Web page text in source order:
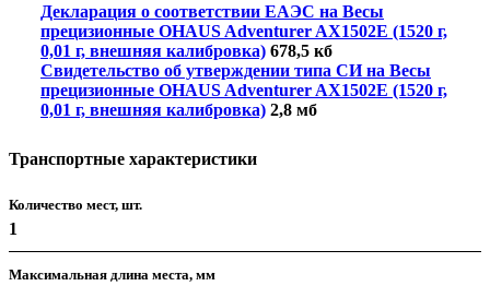
Декларация о соответствии ЕАЭС на Весы
прецизионные OHAUS Adventurer AX1502E (1520 г,
0,01 г, внешняя калибровка) 678,5 кб
Свидетельство об утверждении типа СИ на Весы
прецизионные OHAUS Adventurer AX1502E (1520 г,
0,01 г, внешняя калибровка) 2,8 мб
Транспортные характеристики
Количество мест, шт.
1
Максимальная длина места, мм